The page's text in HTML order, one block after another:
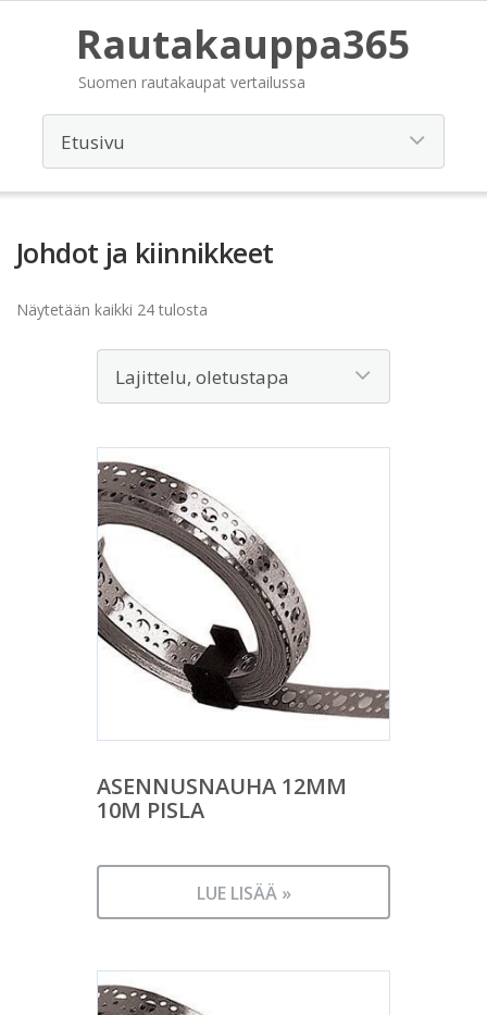
Rautakauppa365
Suomen rautakaupat vertailussa
Johdot ja kiinnikkeet
Näytetään kaikki 24 tulosta
ASENNUSNAUHA 12MM
10M PISLA
LUE LISÄÄ »